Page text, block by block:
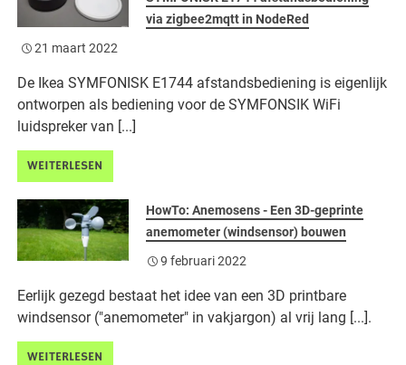
via zigbee2mqtt in NodeRed
21 maart 2022
De Ikea SYMFONISK E1744 afstandsbediening is eigenlijk
ontworpen als bediening voor de SYMFONSIK WiFi
luidspreker van [...]
WEITERLESEN
HowTo: Anemosens - Een 3D-geprinte
anemometer (windsensor) bouwen
9 februari 2022
Eerlijk gezegd bestaat het idee van een 3D printbare
windsensor ("anemometer" in vakjargon) al vrij lang [...].
WEITERLESEN